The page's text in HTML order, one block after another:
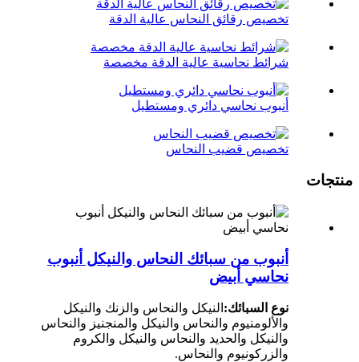
تخصيص رقائق النحاس عالية الدقة
شرائط نحاسية عالية الدقة مخصصة
أنبوب نحاسي دائري ومستطيل
تخصيص قضيب النحاس
منتجات
أنبوب من سبائك النحاس والنيكل أنبوب
نحاسي أبيض
نوع السبائك: النيكل والنحاس والزنك والنيكل
والألومنيوم والنحاس والنيكل والمنجنيز والنحاس
والنيكل والحديد والنحاس والنيكل والكروم
والزركونيوم والنحاس.